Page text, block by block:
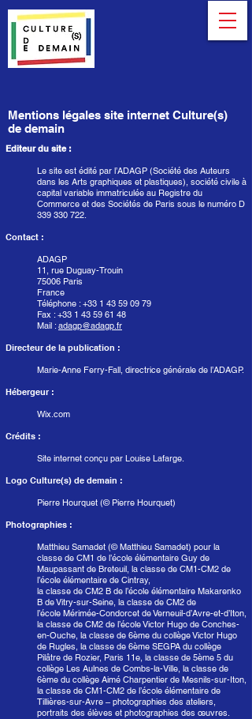
Editeur du site :
Le site est édité par l’ADAGP (Société des Auteurs
dans les Arts graphiques et plastiques), société civile à
capital variable immatriculée au Registre du
Commerce et des Sociétés de Paris sous le numéro D
339 330 722.
Contact :
ADAGP
11, rue Duguay-Trouin
75006 Paris
France
Téléphone : +33 1 43 59 09 79
Fax : +33 1 43 59 61 48
Mail : adagp@adagp.fr
Directeur de la publication :
Marie-Anne Ferry-Fall, directrice générale de l’ADAGP.
Hébergeur :
Wix.com
Crédits :
Site internet conçu par Louise Lafarge.
Logo Culture(s) de demain :
Pierre Hourquet (© Pierre Hourquet)
Photographies :
Matthieu Samadet (© Matthieu Samadet) pour la
classe de CM1 de l’école élémentaire Guy de
Maupassant de Breteuil, la classe de CM1-CM2 de
l’école élémentaire de Cintray,
la classe de CM2 B de l’école élémentaire Makarenko
B de Vitry-sur-Seine, la classe de CM2 de
l’école Mérimée-Condorcet de Verneuil-d’Avre-et-d’Iton,
la classe de CM2 de l’école Victor Hugo de Conches-
en-Ouche, la classe de 6ème du collège Victor Hugo
de Rugles, la classe de 6ème SEGPA du collège
Pilâtre de Rozier, Paris 11e, la classe de 5ème 5 du
collège Les Aulnes de Combs-la-Ville, la classe de
6ème du collège Aimé Charpentier de Mesnils-sur-Iton,
la classe de CM1-CM2 de l’école élémentaire de
Tillières-sur-Avre – photographies des ateliers,
portraits des élèves et photographies des œuvres.
Mentions légales site internet Culture(s)
de demain